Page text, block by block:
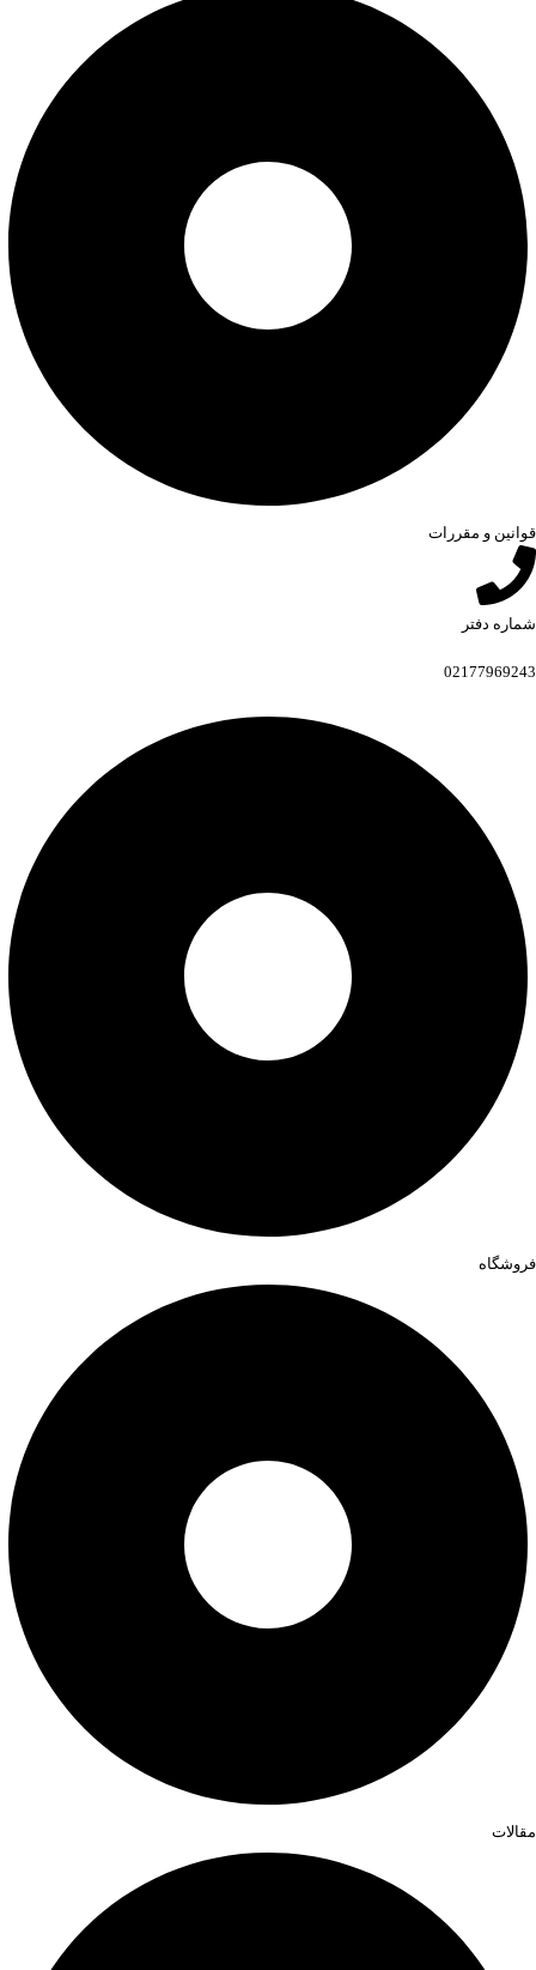
قوانین و مقررات
شماره دفتر
02177969243
فروشگاه
مقالات